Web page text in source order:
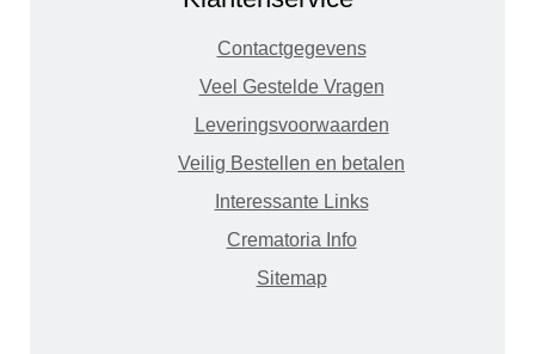
Contactgegevens
Veel Gestelde Vragen
Leveringsvoorwaarden
Veilig Bestellen en betalen
Interessante Links
Crematoria Info
Sitemap